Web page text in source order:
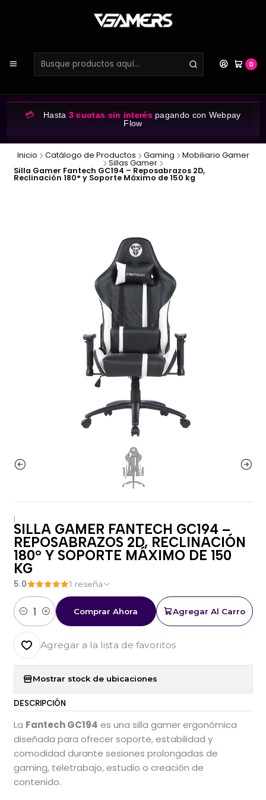
0
💳 Hasta 3 cuotas sin interéspagando con Webpay
Flow
Inicio Catálogo de Productos Gaming Mobiliario Gamer
Sillas Gamer
Silla Gamer Fantech GC194 – Reposabrazos 2D,
Reclinación 180° y Soporte Máximo de 150 kg
|
SILLA GAMER FANTECH GC194 –
REPOSABRAZOS 2D, RECLINACIÓN
180° Y SOPORTE MÁXIMO DE 150
KG
5.0 1 reseña
Cantidad
Agregar Al Carro
Comprar Ahora
Agregar a la lista de favoritos
Mostrar stock de ubicaciones
DESCRIPCIÓN
La Fantech GC194 es una silla gamer ergonómica
diseñada para ofrecer soporte, estabilidad y
comodidad durante sesiones prolongadas de
gaming, teletrabajo, estudio o creación de
contenido.